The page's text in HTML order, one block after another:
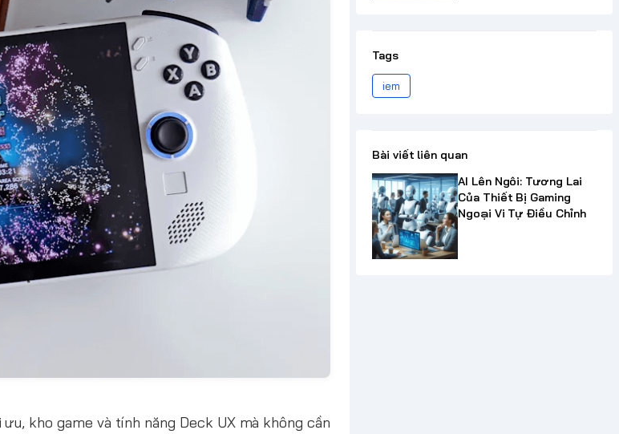
kho game và tính năng Deck UX mà không cần
Tags
iem
Bài viết liên quan
AI Lên Ngôi: Tương Lai
Của Thiết Bị Gaming
Ngoại Vi Tự Điều Chỉnh